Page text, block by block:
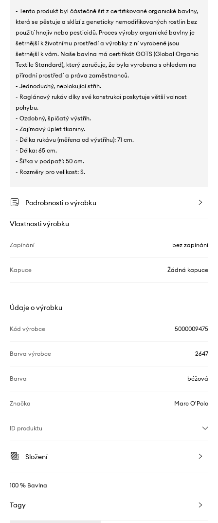
- Tento produkt byl částečně šit z certifikované organické bavlny,
která se pěstuje a sklízí z geneticky nemodifikovaných rostlin bez
použití hnojiv nebo pesticidů. Proces výroby organické bavlny je
šetrnější k životnímu prostředí a výrobky z ní vyrobené jsou
šetrnější k vám. Naše bavlna má certifikát GOTS (Global Organic
Textile Standard), který zaručuje, že byla vyrobena s ohledem na
přírodní prostředí a práva zaměstnanců.
- Jednoduchý, neblokující střih.
- Raglánový rukáv díky své konstrukci poskytuje větší volnost
pohybu.
- Ozdobný, špičatý výstřih.
- Zajímavý úplet tkaniny.
- Délka rukávu (měřena od výstřihu): 71 cm.
- Délka: 65 cm.
- Šířka v podpaží: 50 cm.
- Rozměry pro velikost: S.
Podrobnosti o výrobku
Vlastnosti výrobku
Zapínání bez zapínání
Kapuce Žádná kapuce
Údaje o výrobku
Kód výrobce 5000009475
Barva výrobce 2647
Barva béžová
Značka Marc O'Polo
ID produktu
Složení
100 % Bavlna
Tagy